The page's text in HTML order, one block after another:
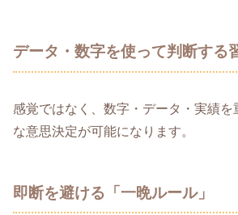
データ・数字を使って判断する
感覚ではなく、数字・データ・実績
な意思決定が可能になります。
即断を避ける「一晩ルール」